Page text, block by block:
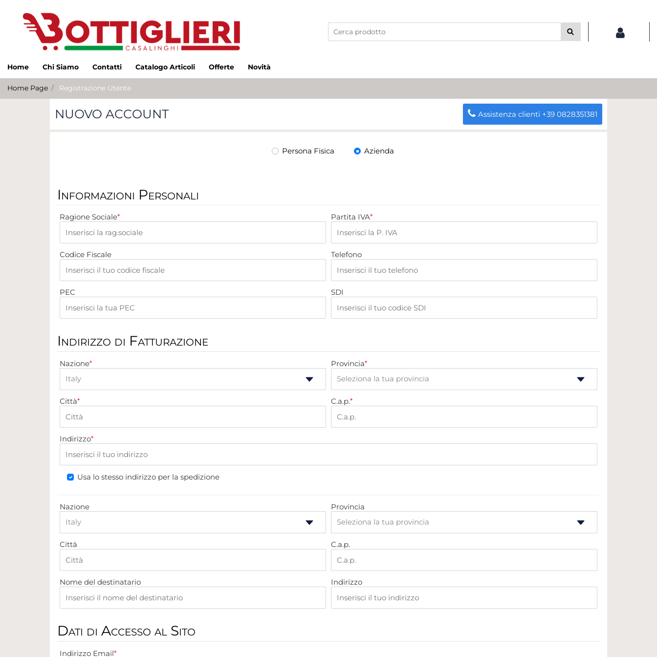
Home Chi Siamo Contatti Catalogo Articoli Offerte Novità
Home Page Registrazione Utente
NUOVO ACCOUNT Assistenza clienti +39 0828351381
Tipo di utente
Persona Fisica Azienda
Informazioni Personali
Ragione Sociale* Partita IVA*
Codice Fiscale Telefono
PEC SDI
Indirizzo di Fatturazione
Nazione* Provincia*
Città* C.a.p.*
Indirizzo*
Usa lo stesso indirizzo per la spedizione
Nazione Provincia
Città C.a.p.
Nome del destinatario Indirizzo
Dati di Accesso al Sito
Indirizzo Email*